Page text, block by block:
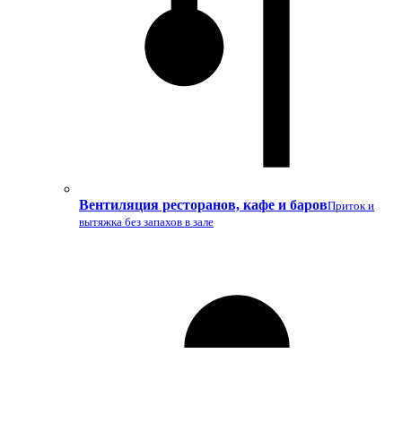
Вентиляция ресторанов, кафе и баровПриток и
вытяжка без запахов в зале